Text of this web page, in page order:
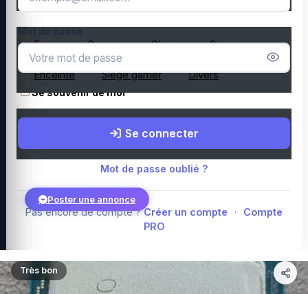
Ecran Casque Clavier
Souris
Microphone
Webcam
Enceinte
Siège gamer Divers
Top PC gamer : Intel / AMD
Composants PC gamer
Poster une annonce
Connexion
Se souvenir de moi
Se connecter
Mot de passe oublié ?
Pas encore de compte ? Créer un compte ·
Compte
PRO
Très bon